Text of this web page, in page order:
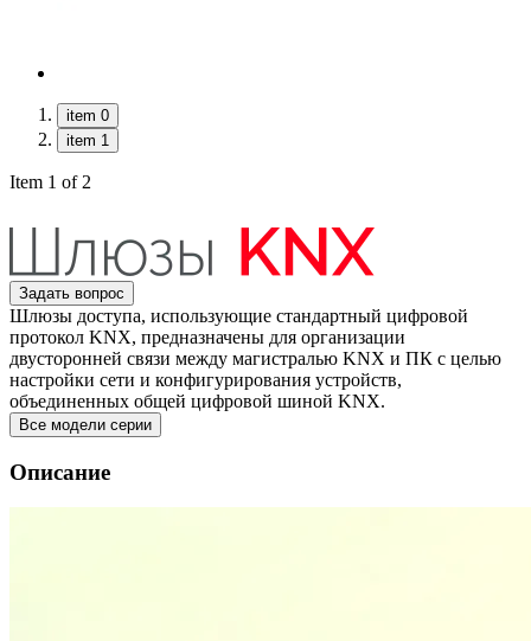
item 0
item 1
Item 1 of 2
Задать вопрос
Шлюзы доступа, использующие стандартный цифровой
протокол KNX, предназначены для организации
двусторонней связи между магистралью KNX и ПК с целью
настройки сети и конфигурирования устройств,
объединенных общей цифровой шиной KNX.
Все модели серии
Описание